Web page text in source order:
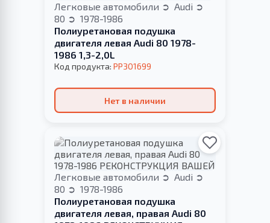
Легковые автомобили
Audi
80
1978-1986
Полиуретановая подушка
двигателя левая Audi 80 1978-
1986 1,3-2,0L
Код продукта: PP301699
Нет в наличии
Легковые автомобили
Audi
80
1978-1986
Полиуретановая подушка
двигателя левая, правая Audi 80